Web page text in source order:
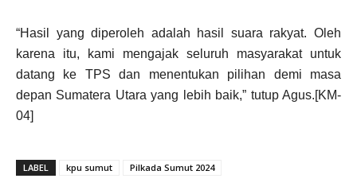
“Hasil yang diperoleh adalah hasil suara rakyat. Oleh
karena itu, kami mengajak seluruh masyarakat untuk
datang ke TPS dan menentukan pilihan demi masa
depan Sumatera Utara yang lebih baik,” tutup Agus.[KM-
04]
LABEL kpu sumut Pilkada Sumut 2024